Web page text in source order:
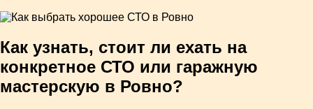
Как узнать, стоит ли ехать на
конкретное СТО или гаражную
мастерскую в Ровно?